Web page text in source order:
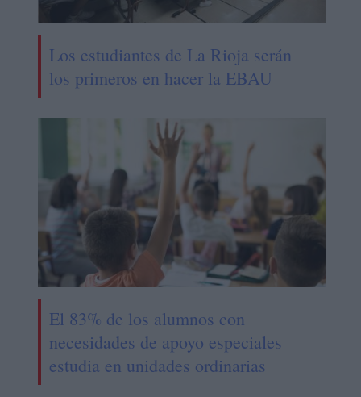
Los estudiantes de La Rioja serán
los primeros en hacer la EBAU
El 83% de los alumnos con
necesidades de apoyo especiales
estudia en unidades ordinarias